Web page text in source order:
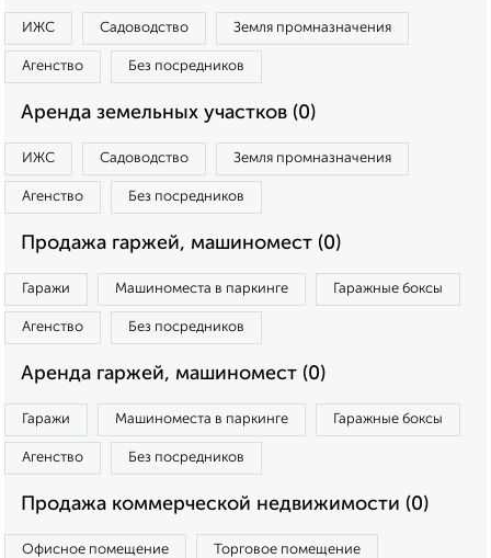
ИЖС Садоводство Земля промназначения
Агенство Без посредников
Аренда земельных участков (0)
ИЖС Садоводство Земля промназначения
Агенство Без посредников
Продажа гаржей, машиномест (0)
Гаражи Машиноместа в паркинге Гаражные боксы
Агенство Без посредников
Аренда гаржей, машиномест (0)
Гаражи Машиноместа в паркинге Гаражные боксы
Агенство Без посредников
Продажа коммерческой недвижимости (0)
Офисное помещение Торговое помещение